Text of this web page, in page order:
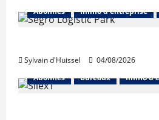
Abonnés
Immo d'entreprise
Sylvain d'Huissel
04/08/2026
Abonnés
Bureaux Immo